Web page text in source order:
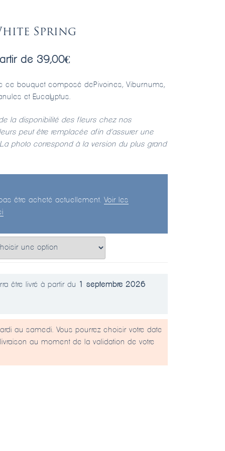
Spring
de 39,00€
ce bouquet composé dePivoines, Viburnums,
et Eucalyptus.
la disponibilité des fleurs chez nos
peut être remplacée afin d’assurer une
photo correspond à la version du plus grand
être acheté actuellement.Voir les
être livré à partir du 1 septembre 2026
au samedi. Vous pourrez choisir votre date
au moment de la validation de votre